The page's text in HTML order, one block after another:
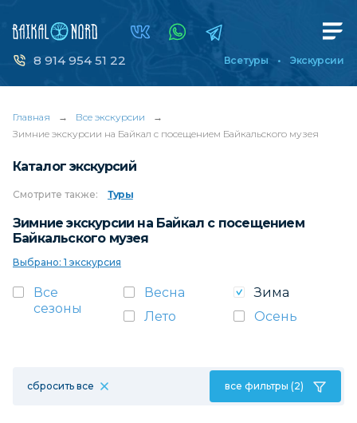
8 914 954 51 22 Все туры Экскурсии
Главная → Все экскурсии
→
Зимние экскурсии на Байкал с посещением Байкальского музея
Каталог экскурсий
Смотрите также: Туры
Зимние экскурсии на Байкал с посещением
Байкальского музея
Выбрано: 1 экскурсия
Все
сезоны
Весна
Зима
Лето
Осень
сбросить все все фильтры (2)